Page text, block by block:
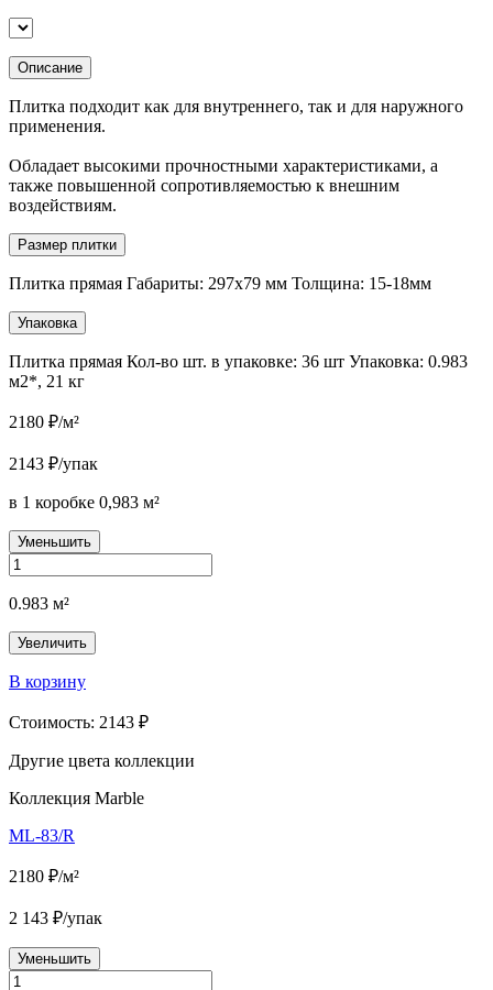
Описание
Плитка подходит как для внутреннего, так и для наружного
применения.
Обладает высокими прочностными характеристиками, а
также повышенной сопротивляемостью к внешним
воздействиям.
Размер плитки
Плитка прямая Габариты: 297х79 мм Толщина: 15-18мм
Упаковка
Плитка прямая Кол-во шт. в упаковке: 36 шт Упаковка: 0.983
м2*, 21 кг
2180 ₽/м²
2143 ₽/упак
в 1 коробке 0,983 м²
Уменьшить
0.983 м²
Увеличить
В корзину
Стоимость: 2143 ₽
Другие цвета коллекции
Коллекция Marble
ML-83/R
2180 ₽/м²
2 143 ₽/упак
Уменьшить